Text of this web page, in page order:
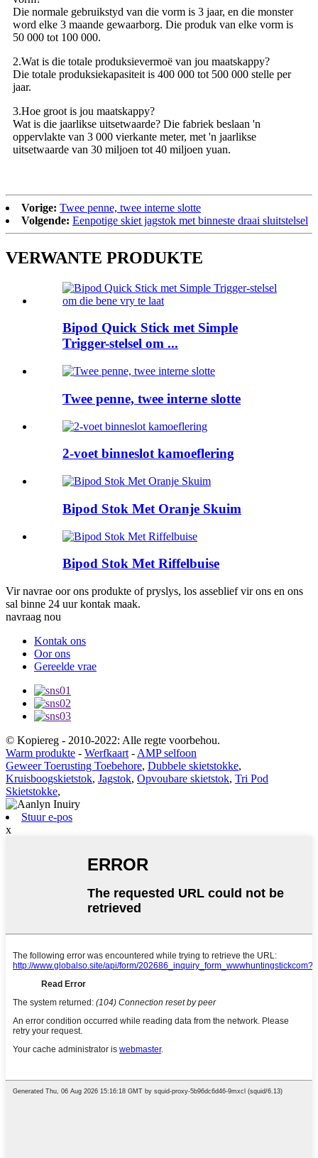
Die normale gebruikstyd van die vorm is 3 jaar, en die monster
word elke 3 maande gewaarborg. Die produk van elke vorm is
50 000 tot 100 000.
2.Wat is die totale produksievermoë van jou maatskappy?
Die totale produksiekapasiteit is 400 000 tot 500 000 stelle per
jaar.
3.Hoe groot is jou maatskappy?
Wat is die jaarlikse uitsetwaarde? Die fabriek beslaan 'n
oppervlakte van 3 000 vierkante meter, met 'n jaarlikse
uitsetwaarde van 30 miljoen tot 40 miljoen yuan.
Vorige: Twee penne, twee interne slotte
Volgende: Eenpotige skiet jagstok met binneste draai sluitstelsel
VERWANTE PRODUKTE
Bipod Quick Stick met Simple
Trigger-stelsel om ...
Twee penne, twee interne slotte
2-voet binneslot kamoeflering
Bipod Stok Met Oranje Skuim
Bipod Stok Met Riffelbuise
Vir navrae oor ons produkte of pryslys, los asseblief vir ons en ons
sal binne 24 uur kontak maak.
navraag nou
Kontak ons
Oor ons
Gereelde vrae
© Kopiereg - 2010-2022: Alle regte voorbehou.
Warm produkte - Werfkaart - AMP selfoon
Geweer Toerusting Toebehore, Dubbele skietstokke,
Kruisboogskietstok, Jagstok, Opvoubare skietstok, Tri Pod
Skietstokke,
Stuur e-pos
x